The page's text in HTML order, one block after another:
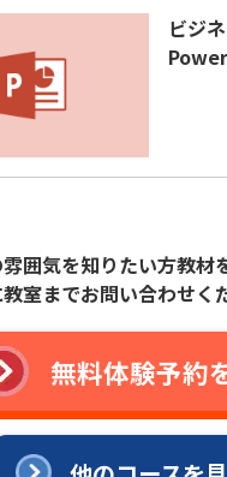
ビジ
囲気を知りたい方教材
室までお問い合わせく
無料体験予約